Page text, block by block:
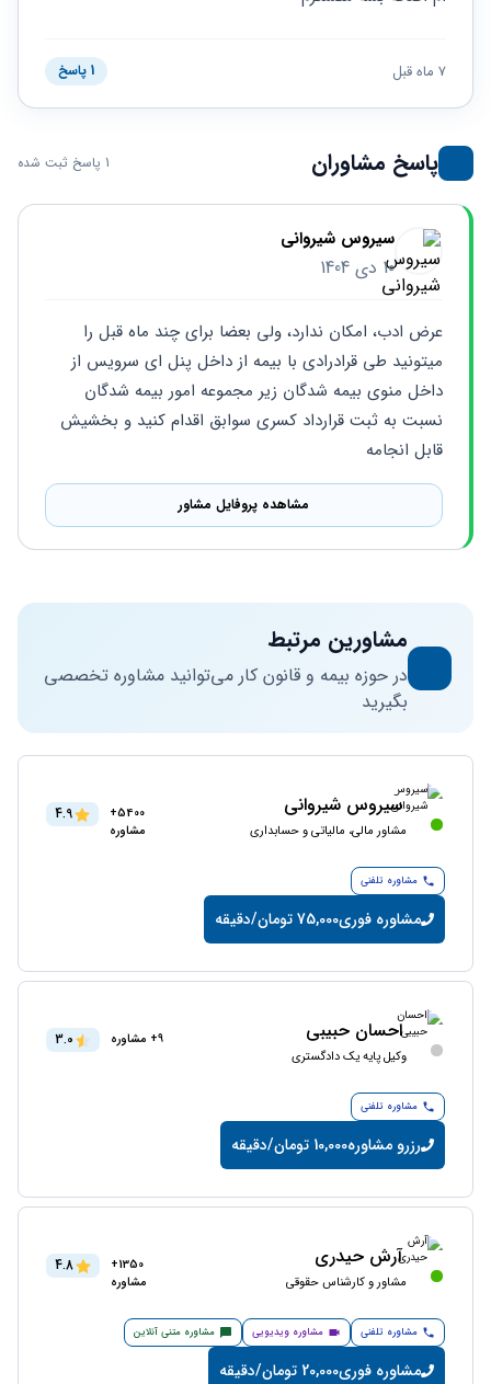
مهریه
حقوقی
حقوقی
و کار
سازی
سایت
7 ماه قبل 1 پاسخ
پاسخ مشاوران 1 پاسخ ثبت شده
سیروس شیروانی
10 دی 1404
قابل انجامه
مشاهده پروفایل مشاور
مشاورین مرتبط
در حوزه بیمه و قانون کار می‌توانید مشاوره تخصصی
بگیرید
سیروس شیروانی
مشاور مالی، مالیاتی و حسابداری
5400+
مشاوره
4.9
مشاوره تلفنی
مشاوره فوری75,000 تومان/دقیقه
احسان حبیبی
وکیل پایه یک دادگستری
9+ مشاوره 3.0
مشاوره تلفنی
رزرو مشاوره10,000 تومان/دقیقه
آرش حیدری
مشاور و کارشناس حقوقی
1350+
مشاوره
4.8
مشاوره تلفنی مشاوره ویدیویی مشاوره متنی آنلاین
مشاوره فوری20,000 تومان/دقیقه